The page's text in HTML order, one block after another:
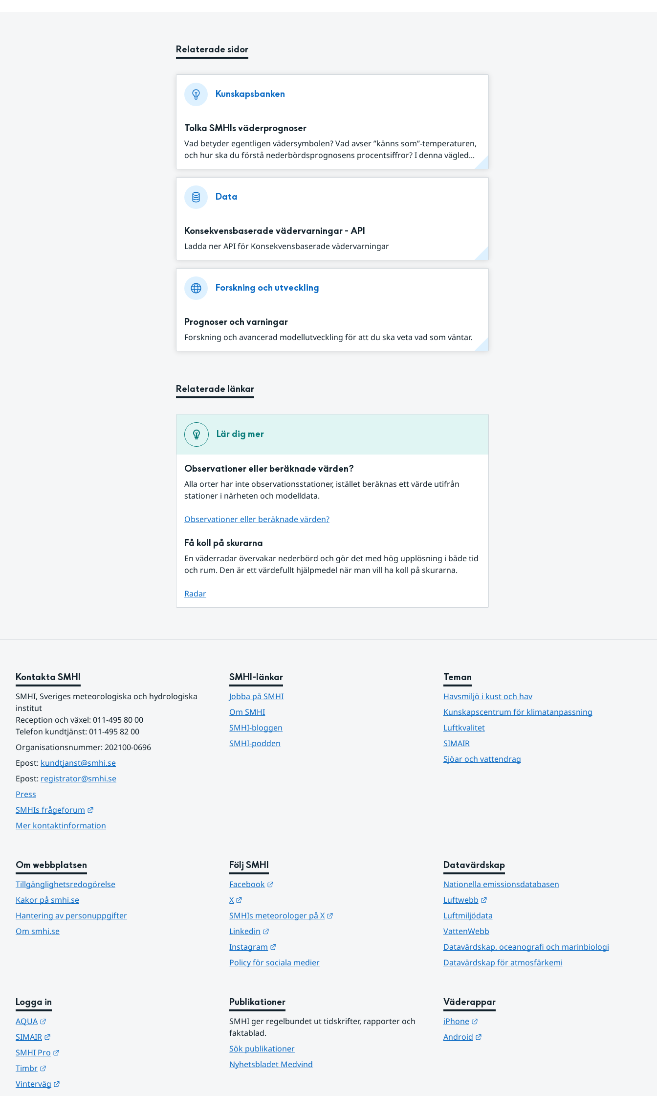
Relaterade sidor
Kunskapsbanken
Tolka SMHIs väderprognoser
Vad betyder egentligen vädersymbolen? Vad avser ”känns som”-temperaturen,
och hur ska du förstå nederbördsprognosens procentsiffror? I denna vägled...
Data
Konsekvensbaserade vädervarningar - API
Ladda ner API för Konsekvensbaserade vädervarningar
Forskning och utveckling
Prognoser och varningar
Forskning och avancerad modellutveckling för att du ska veta vad som väntar.
Relaterade länkar
Lär dig mer
Observationer eller beräknade värden?
Alla orter har inte observationsstationer, istället beräknas ett värde utifrån
stationer i närheten och modelldata.
Observationer eller beräknade värden?
Få koll på skurarna
En väderradar övervakar nederbörd och gör det med hög upplösning i både tid
och rum. Den är ett värdefullt hjälpmedel när man vill ha koll på skurarna.
Radar
Kontakta SMHI
SMHI, Sveriges meteorologiska och hydrologiska
institut
Reception och växel: 011-495 80 00
Telefon kundtjänst: 011-495 82 00
Organisationsnummer: 202100-0696
Epost: kundtjanst@smhi.se
Epost: registrator@smhi.se
Press
SMHIs frågeforum
Mer kontaktinformation
SMHI-länkar
Jobba på SMHI
Om SMHI
SMHI-bloggen
SMHI-podden
Teman
Havsmiljö i kust och hav
Kunskapscentrum för klimatanpassning
Luftkvalitet
SIMAIR
Sjöar och vattendrag
Om webbplatsen
Tillgänglighetsredogörelse
Kakor på smhi.se
Hantering av personuppgifter
Om smhi.se
Följ SMHI
Facebook
X
SMHIs meteorologer på X
Linkedin
Instagram
Policy för sociala medier
Datavärdskap
Nationella emissionsdatabasen
Luftwebb
Länk till annan webbplats.
Luftmiljödata
VattenWebb
Datavärdskap, oceanografi och marinbiologi
Datavärdskap för atmosfärkemi
Logga in
AQUA
SIMAIR
SMHI Pro
Timbr
Vinterväg
Publikationer
SMHI ger regelbundet ut tidskrifter, rapporter och
faktablad.
Sök publikationer
Nyhetsbladet Medvind
Väderappar
iPhone
Länk till annan webbplats.
Android
Länk till annan webbplats.